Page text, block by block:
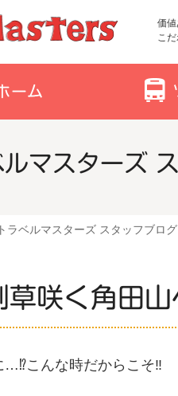
価
こ
ルマスターズ
トラベルマスターズ スタッフブログ
草咲く角田山
…⁉︎こんな時だからこそ‼︎